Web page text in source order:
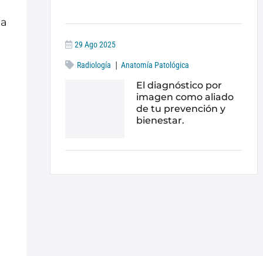
29 Ago 2025
Radiología | Anatomía Patológica
El diagnóstico por
imagen como aliado
de tu prevención y
bienestar.